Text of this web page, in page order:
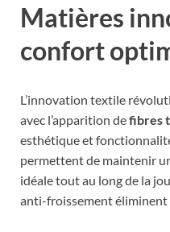
Matières
confort
L’innovation textile
avec l’apparition defibres
esthétique et
permettent de maintenir
idéale tout au long de la
anti-froissement éliminent